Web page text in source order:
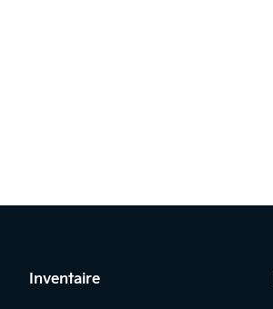
Inventaire